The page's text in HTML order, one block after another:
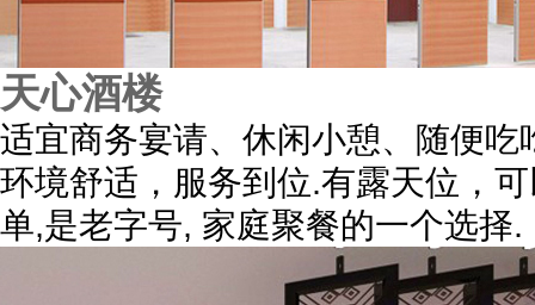
天心酒楼
适宜商务宴请、休闲小憩、随便
环境舒适，服务到位.有露天位，
单,是老字号, 家庭聚餐的一个选择.